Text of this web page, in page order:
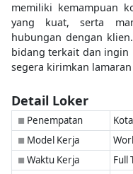
memiliki kemampuan
yang kuat, serta
hubungan dengan
bidang terkait dan
segera kirimkan
Detail Loker
■ Penempatan
■ Model Kerja
■ Waktu Kerja Full